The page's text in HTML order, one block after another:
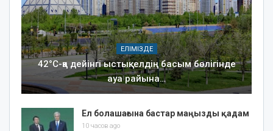
ЕЛІМІЗДЕ
42°C-қа дейінгі ыстық: елдің басым бөлігінде
ауа райына…
Ел болашағына бастар маңызды қадам
10 часов ago